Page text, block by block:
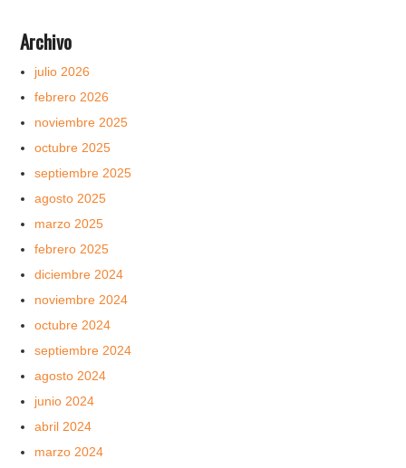
Archivo
julio 2026
febrero 2026
noviembre 2025
octubre 2025
septiembre 2025
agosto 2025
marzo 2025
febrero 2025
diciembre 2024
noviembre 2024
octubre 2024
septiembre 2024
agosto 2024
junio 2024
abril 2024
marzo 2024